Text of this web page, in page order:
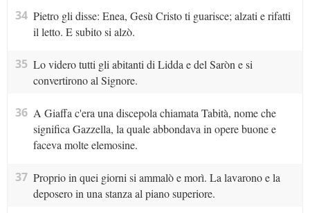
34 Pietro gli disse: Enea, Gesù Cristo ti guarisce; alzati e rifatti
il letto. E subito si alzò.
35 Lo videro tutti gli abitanti di Lidda e del Saròn e si
convertirono al Signore.
36 A Giaffa c'era una discepola chiamata Tabità, nome che
significa Gazzella, la quale abbondava in opere buone e
faceva molte elemosine.
37 Proprio in quei giorni si ammalò e morì. La lavarono e la
deposero in una stanza al piano superiore.